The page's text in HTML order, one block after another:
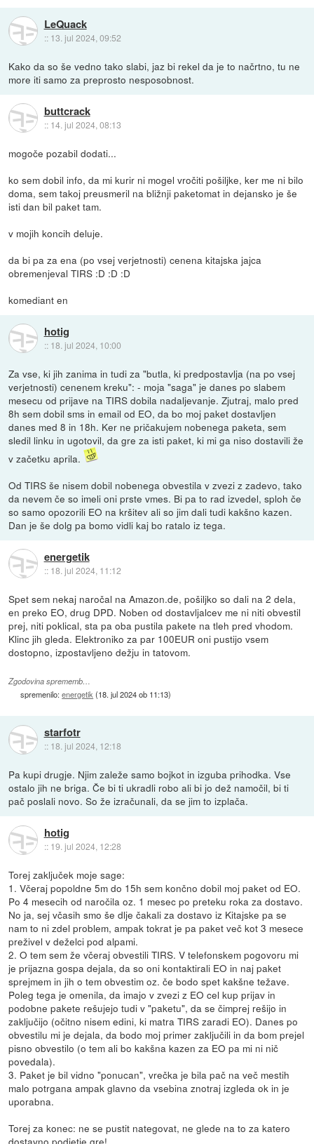
LeQuack
:: 13. jul 2024, 09:52
Kako da so še vedno tako slabi, jaz bi rekel da je to načrtno, tu ne
more iti samo za preprosto nesposobnost.
buttcrack
:: 14. jul 2024, 08:13
mogoče pozabil dodati...
ko sem dobil info, da mi kurir ni mogel vročiti pošiljke, ker me ni bilo
doma, sem takoj preusmeril na bližnji paketomat in dejansko je še
isti dan bil paket tam.
v mojih koncih deluje.
da bi pa za ena (po vsej verjetnosti) cenena kitajska jajca
obremenjeval TIRS :D :D :D
komediant en
hotig
:: 18. jul 2024, 10:00
Za vse, ki jih zanima in tudi za "butla, ki predpostavlja (na po vsej
verjetnosti) cenenem kreku": - moja "saga" je danes po slabem
mesecu od prijave na TIRS dobila nadaljevanje. Zjutraj, malo pred
8h sem dobil sms in email od EO, da bo moj paket dostavljen
danes med 8 in 18h. Ker ne pričakujem nobenega paketa, sem
sledil linku in ugotovil, da gre za isti paket, ki mi ga niso dostavili že
v začetku aprila.
Od TIRS še nisem dobil nobenega obvestila v zvezi z zadevo, tako
da nevem če so imeli oni prste vmes. Bi pa to rad izvedel, sploh če
so samo opozorili EO na kršitev ali so jim dali tudi kakšno kazen.
Dan je še dolg pa bomo vidli kaj bo ratalo iz tega.
energetik
:: 18. jul 2024, 11:12
Spet sem nekaj naročal na Amazon.de, pošiljko so dali na 2 dela,
en preko EO, drug DPD. Noben od dostavljalcev me ni niti obvestil
prej, niti poklical, sta pa oba pustila pakete na tleh pred vhodom.
Klinc jih gleda. Elektroniko za par 100EUR oni pustijo vsem
dostopno, izpostavljeno dežju in tatovom.
Zgodovina sprememb…
spremenilo:energetik (18. jul 2024 ob 11:13)
starfotr
:: 18. jul 2024, 12:18
Pa kupi drugje. Njim zaleže samo bojkot in izguba prihodka. Vse
ostalo jih ne briga. Če bi ti ukradli robo ali bi jo dež namočil, bi ti
pač poslali novo. So že izračunali, da se jim to izplača.
hotig
:: 19. jul 2024, 12:28
Torej zaključek moje sage:
1. Včeraj popoldne 5m do 15h sem končno dobil moj paket od EO.
Po 4 mesecih od naročila oz. 1 mesec po preteku roka za dostavo.
No ja, sej včasih smo še dlje čakali za dostavo iz Kitajske pa se
nam to ni zdel problem, ampak tokrat je pa paket več kot 3 mesece
preživel v deželci pod alpami.
2. O tem sem že včeraj obvestili TIRS. V telefonskem pogovoru mi
je prijazna gospa dejala, da so oni kontaktirali EO in naj paket
sprejmem in jih o tem obvestim oz. če bodo spet kakšne težave.
Poleg tega je omenila, da imajo v zvezi z EO cel kup prijav in
podobne pakete rešujejo tudi v "paketu", da se čimprej rešijo in
zaključijo (očitno nisem edini, ki matra TIRS zaradi EO). Danes po
obvestilu mi je dejala, da bodo moj primer zaključili in da bom prejel
pisno obvestilo (o tem ali bo kakšna kazen za EO pa mi ni nič
povedala).
3. Paket je bil vidno "ponucan", vrečka je bila pač na več mestih
malo potrgana ampak glavno da vsebina znotraj izgleda ok in je
uporabna.
Torej za konec: ne se pustit nategovat, ne glede na to za katero
dostavno podjetje gre!